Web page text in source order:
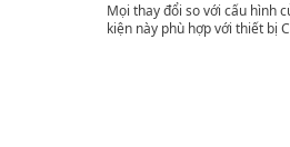
Mọi thay đổi so với cấu hình
kiện này phù hợp với thiết bị